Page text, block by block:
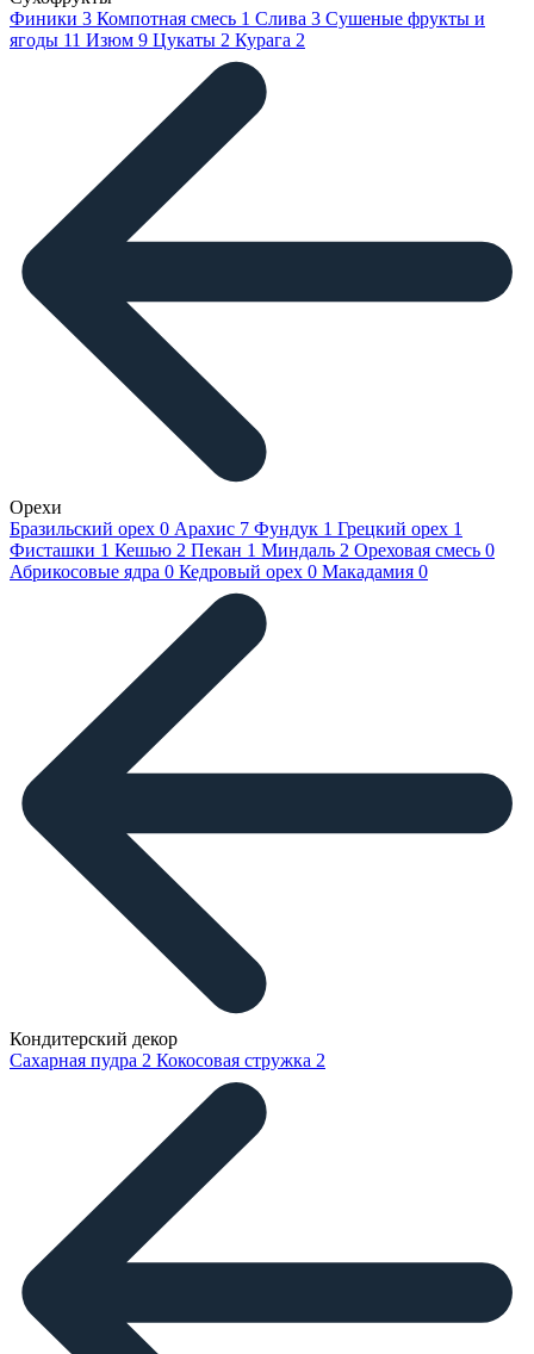
Финики 3 Компотная смесь 1 Слива 3 Сушеные фрукты и
ягоды 11 Изюм 9 Цукаты 2 Курага 2
Орехи
Бразильский орех 0 Арахис 7 Фундук 1 Грецкий орех 1
Фисташки 1 Кешью 2 Пекан 1 Миндаль 2 Ореховая смесь 0
Абрикосовые ядра 0 Кедровый орех 0 Макадамия 0
Кондитерский декор
Сахарная пудра 2 Кокосовая стружка 2